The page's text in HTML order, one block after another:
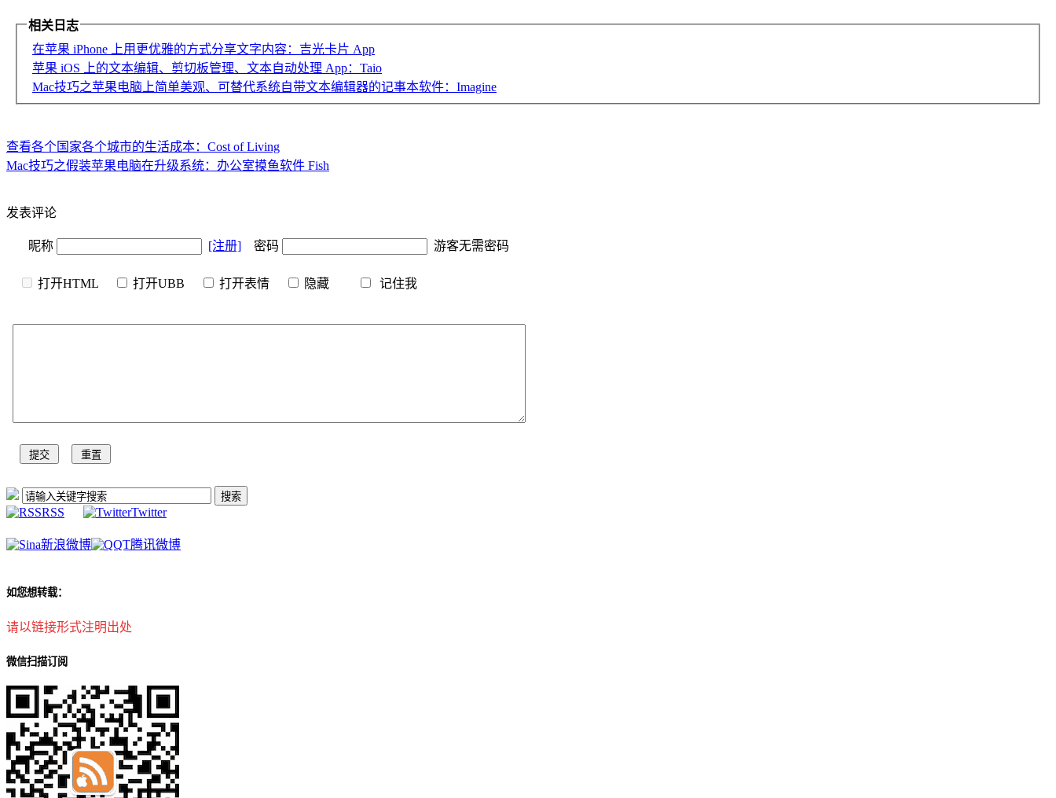
相关日志
在苹果 iPhone 上用更优雅的方式分享文字内容：吉光卡片 App
苹果 iOS 上的文本编辑、剪切板管理、文本自动处理 App：Taio
Mac技巧之苹果电脑上简单美观、可替代系统自带文本编辑器的记事本软件：Imagine
查看各个国家各个城市的生活成本：Cost of Living
Mac技巧之假装苹果电脑在升级系统：办公室摸鱼软件 Fish
发表评论
昵称 [注册] 密码 游客无需密码
打开HTML 打开UBB 打开表情 隐藏 记住我
RSS Twitter
新浪微博 腾讯微博
如您想转载：
请以链接形式注明出处
微信扫描订阅